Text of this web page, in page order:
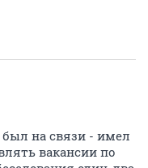
Нюансы.